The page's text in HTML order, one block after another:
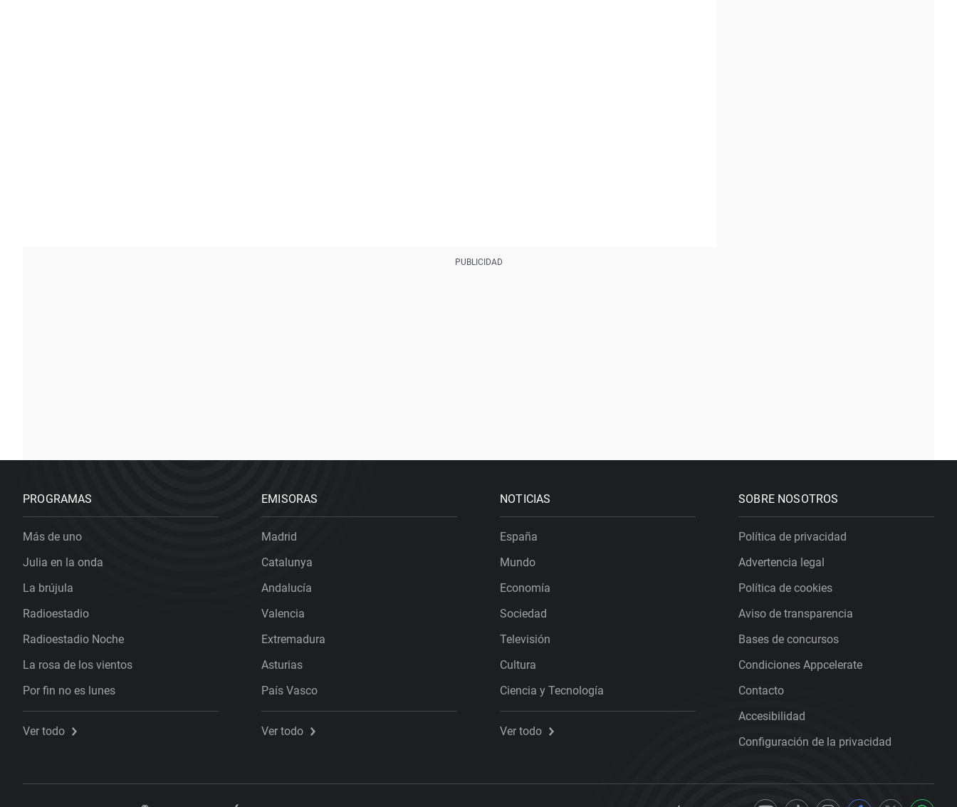
PROGRAMAS
Más de uno
Julia en la onda
La brújula
Radioestadio
Radioestadio Noche
La rosa de los vientos
Por fin no es lunes
Ver todo
EMISORAS
Madrid
Catalunya
Andalucía
Valencia
Extremadura
Asturias
País Vasco
Ver todo
NOTICIAS
España
Mundo
Economía
Sociedad
Televisión
Cultura
Ciencia y Tecnología
Ver todo
SOBRE NOSOTROS
Política de privacidad
Advertencia legal
Política de cookies
Aviso de transparencia
Bases de concursos
Condiciones Appcelerate
Contacto
Accesibilidad
Configuración de la privacidad